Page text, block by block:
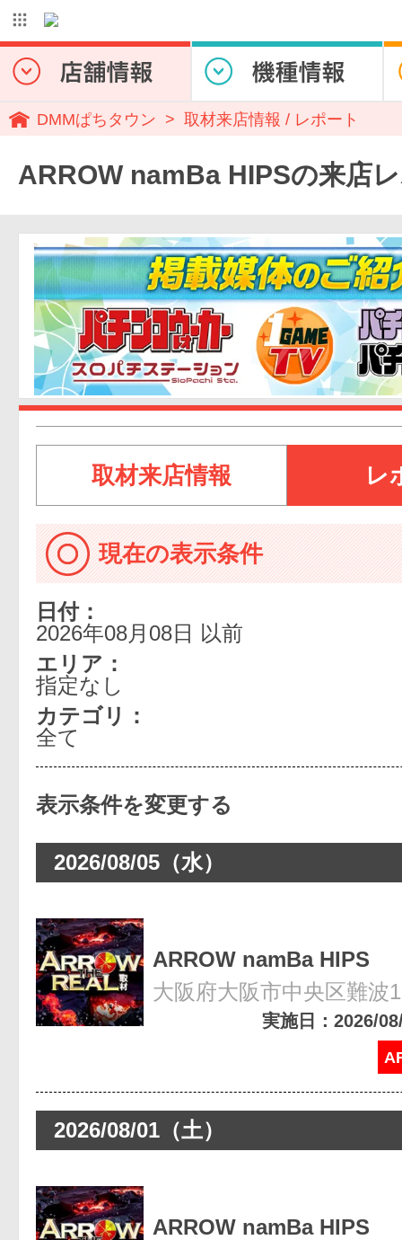
DMMぱちタウン 取材来店情報 / レポート
ARROW namBa HIPSの来店
取材来店情報 レ
現在の表示条件
日付：
2026年08月08日 以前
エリア：
指定なし
カテゴリ：
全て
2026/08/05（水）
ARROW namBa HIPS
大阪府大阪市中央区難波
実施日：2026/
2026/08/01（土）
ARROW namBa HIPS